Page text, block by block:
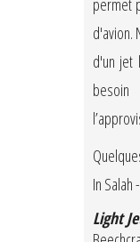
permet
d'avion.
d'un jet
In Salah
Light